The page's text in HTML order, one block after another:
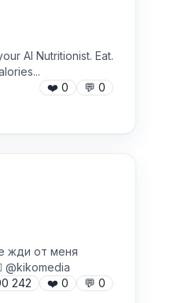
AI Nutritionist. Eat.
❤️ 0 💬 0
жди от меня
@kikomedia
242 ❤️ 0 💬 0